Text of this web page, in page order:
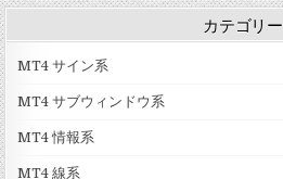
カテゴリー
MT4 サイン系
MT4 サブウィンドウ系
MT4 情報系
MT4 線系